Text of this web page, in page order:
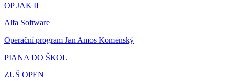
OP JAK II
Alfa Software
Operační program Jan Amos Komenský
PIANA DO ŠKOL
ZUŠ OPEN